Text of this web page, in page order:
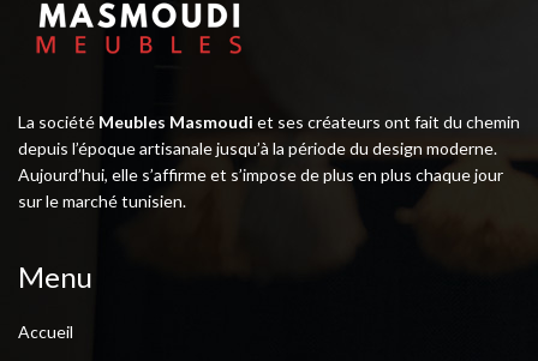
La société Meubles Masmoudi et ses créateurs ont fait du chemin
depuis l’époque artisanale jusqu’à la période du design moderne.
Aujourd’hui, elle s’affirme et s’impose de plus en plus chaque jour
sur le marché tunisien.
Menu
Accueil